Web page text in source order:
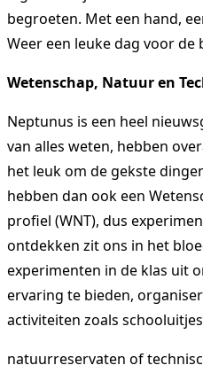
begroeten. Met een hand,
Weer een leuke dag voor de
Wetenschap, Natuur en
Neptunus is een heel
van alles weten, hebben
het leuk om de gekste
hebben dan ook een
profiel (WNT), dus
ontdekken zit ons in het
experimenten in de klas uit
ervaring te bieden,
activiteiten zoals
natuurreservaten of